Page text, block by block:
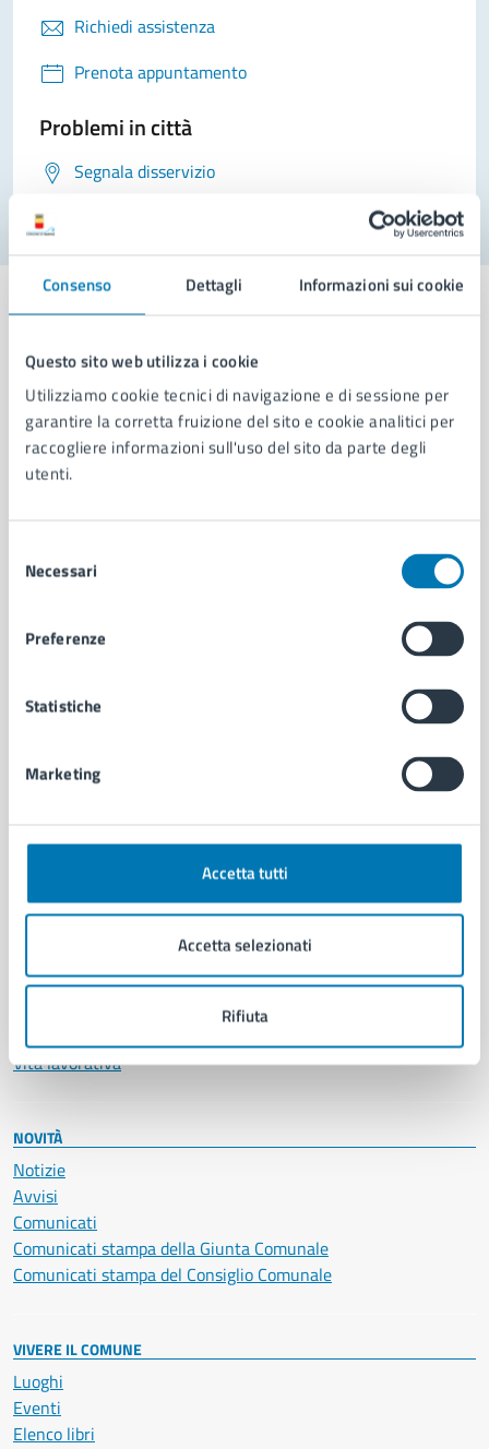
Consenso Dettagli Informazioni sui cookie
Questo sito web utilizza i cookie
Utilizziamo cookie tecnici di navigazione e di sessione per
garantire la corretta fruizione del sito e cookie analitici per
raccogliere informazioni sull'uso del sito da parte degli
utenti.
delNecessari
Preferenze
Statistiche
Marketing
Accetta tutti
Accetta selezionati
Rifiuta
Richiedi assistenza
Prenota appuntamento
Problemi in città
Segnala disservizio
Comune di Napoli
AMMINISTRAZIONE
Aree amministrative
Uffici
Personale amministrativo
Intranet, posta aziendale e protocollo
CATEGORIE DI SERVIZIO
Autorizzazioni
Documenti e certificati
Educazione e formazione
Giustizia e sicurezza pubblica
Imprese e commercio
Salute, benessere e assistenza
Vita lavorativa
NOVITÀ
Notizie
Avvisi
Comunicati
Comunicati stampa della Giunta Comunale
Comunicati stampa del Consiglio Comunale
VIVERE IL COMUNE
Luoghi
Eventi
Elenco libri